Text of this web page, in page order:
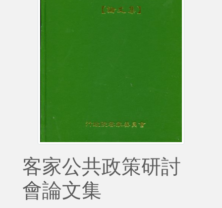
客家公共政策研討
會論文集